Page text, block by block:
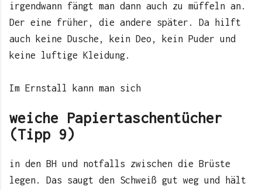
irgendwann fängt man dann auch zu müffeln an.
Der eine früher, die andere später. Da hilft
auch keine Dusche, kein Deo, kein Puder und
keine luftige Kleidung.
Im Ernstall kann man sich
weiche Papiertaschentücher
(Tipp 9)
in den BH und notfalls zwischen die Brüste
legen. Das saugt den Schweiß gut weg und hält